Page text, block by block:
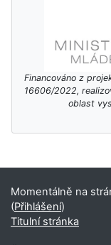
Financováno z
16606/2022,
oblast
Doplňkové
Momentálně na
(Přihlášení)
Titulní stránka